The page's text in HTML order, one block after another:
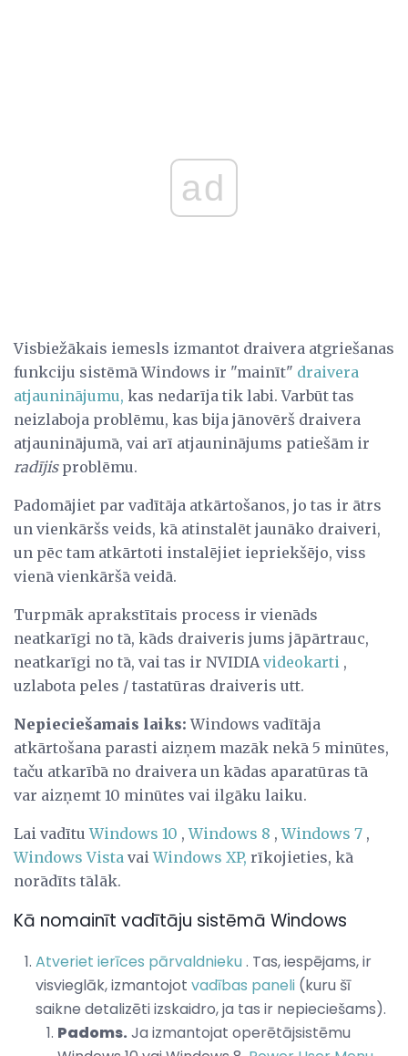
ad
Visbiežākais iemesls izmantot draivera atgriešanas
funkciju sistēmā Windows ir "mainīt" draivera
atjauninājumu, kas nedarīja tik labi. Varbūt tas
neizlaboja problēmu, kas bija jānovērš draivera
atjauninājumā, vai arī atjauninājums patiešām ir
radījisproblēmu.
Padomājiet par vadītāja atkārtošanos, jo tas ir ātrs
un vienkāršs veids, kā atinstalēt jaunāko draiveri,
un pēc tam atkārtoti instalējiet iepriekšējo, viss
vienā vienkāršā veidā.
Turpmāk aprakstītais process ir vienāds
neatkarīgi no tā, kāds draiveris jums jāpārtrauc,
neatkarīgi no tā, vai tas ir NVIDIA videokarti ,
uzlabota peles / tastatūras draiveris utt.
Nepieciešamais laiks: Windows vadītāja
atkārtošana parasti aizņem mazāk nekā 5 minūtes,
taču atkarībā no draivera un kādas aparatūras tā
var aizņemt 10 minūtes vai ilgāku laiku.
Lai vadītuWindows 10 ,Windows 8 ,Windows 7 ,
Windows Vista vaiWindows XP, rīkojieties, kā
norādīts tālāk.
Kā nomainīt vadītāju sistēmā Windows
Atveriet ierīces pārvaldnieku. Tas, iespējams, ir
visvieglāk, izmantojot vadības paneli (kuru šī
saikne detalizēti izskaidro, ja tas ir nepieciešams).
Padoms. Ja izmantojat operētājsistēmu